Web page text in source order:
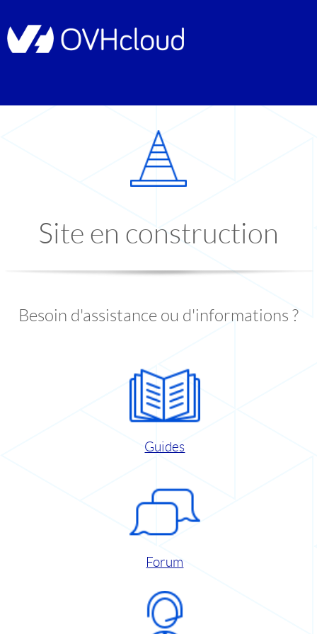
Site en construction
Besoin d'assistance ou d'informations ?
Guides
Forum